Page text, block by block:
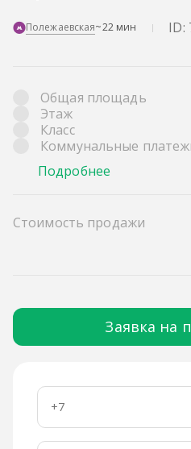
Полежаевская~22 мин ID:
Общая площадь
Этаж
Класс
Коммунальные
Подробнее
Стоимость продажи
Заявка на